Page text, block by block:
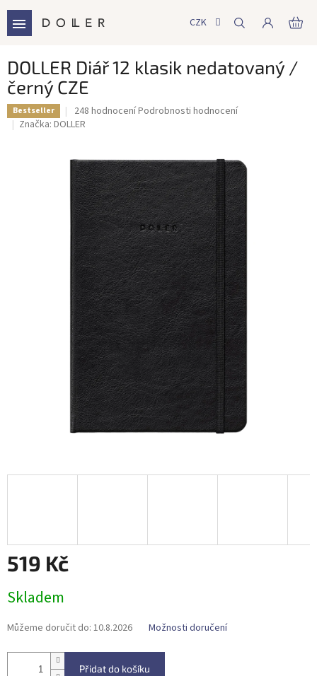
obsah
CZK
DOLLER Diář 12 klasik nedatovaný /
černý CZE
Bestseller
Průměrné
hodnocení
4,8
z
5
hvězdiček.
248 hodnoceníPodrobnosti hodnocení
Značka: DOLLER
519 Kč
cena:
Skladem
Můžeme doručit do: 10.8.2026 Možnosti doručení
Přidat do košíku